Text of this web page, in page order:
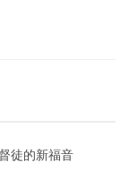
徒的新福音